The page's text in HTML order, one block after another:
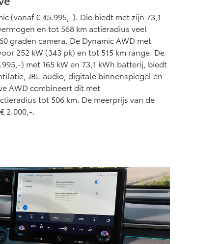
(vanaf € 45.995,-). Die biedt met zijn 73,1
en tot 568 km actieradius veel
graden camera. De Dynamic AWD met
252 kW (343 pk) en tot 515 km range. De
) met 165 kW en 73,1 kWh batterij, biedt
JBL-audio, digitale binnenspiegel en
AWD combineert dit met
tot 506 km. De meerprijs van de
2.000,-.